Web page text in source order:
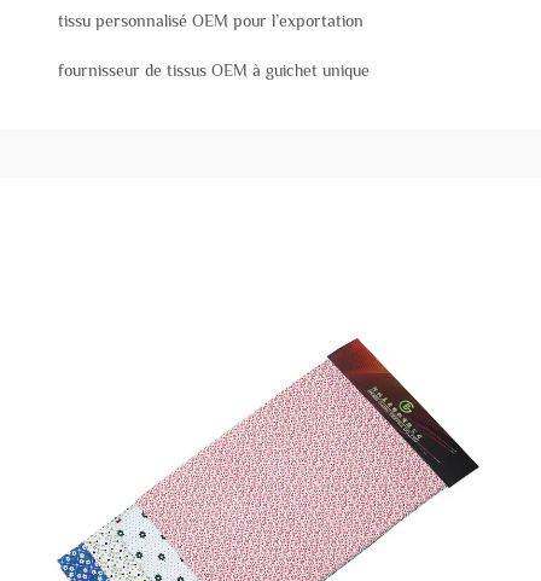
tissu personnalisé OEM pour l’exportation
fournisseur de tissus OEM à guichet unique